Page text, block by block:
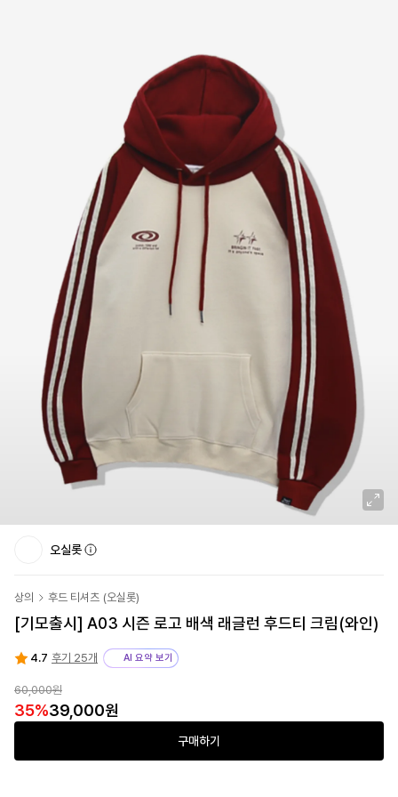
오실롯
상의 후드 티셔츠 (오실롯)
[기모출시] A03 시즌 로고 배색 래글런 후드티 크림(와인)
4.7 후기 25개 AI 요약 보기
60,000원
35%39,000원
구매하기